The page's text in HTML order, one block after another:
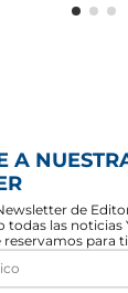
A
de
todas las noticias
reservamos para